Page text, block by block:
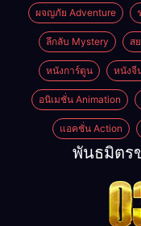
ผจญภัย Adventure
ลึกลับ Mystery ส
หนังการ์ตูน หนังจี
อนิเมชั่น Animation
แอคชั่น Action
พันธมิตร